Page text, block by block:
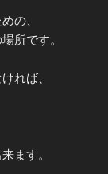
の、
所です。
れば、
ます。